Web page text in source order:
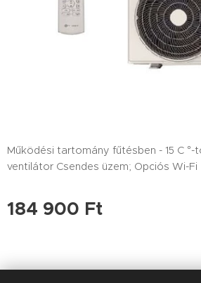
Működési tartomány fűtésben - 15 C
ventilátor Csendes üzem; Opciós Wi-Fi
184 900 Ft